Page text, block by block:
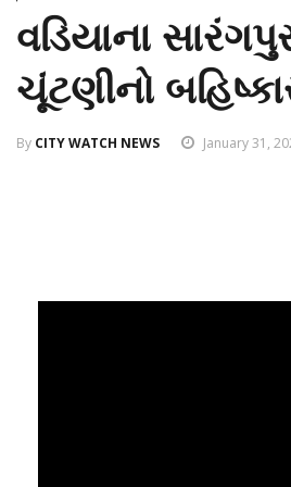
વડિયાના
ચૂંટણીનો
By CITY WATCH NEWS January 31,